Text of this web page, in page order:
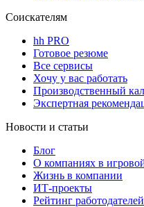
Соискателям
hh PRO
Готовое резюме
Все сервисы
Хочу у вас работать
Производственный
Экспертная
Новости и статьи
Блог
О компаниях в
Жизнь в компании
ИТ-проекты
Рейтинг